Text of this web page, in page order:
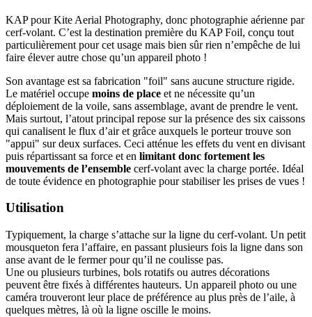
KAP pour Kite Aerial Photography, donc photographie aérienne par
cerf-volant. C’est la destination première du KAP Foil, conçu tout
particulièrement pour cet usage mais bien sûr rien n’empêche de lui
faire élever autre chose qu’un appareil photo !
Son avantage est sa fabrication "foil" sans aucune structure rigide.
Le matériel occupe moins de place et ne nécessite qu’un
déploiement de la voile, sans assemblage, avant de prendre le vent.
Mais surtout, l’atout principal repose sur la présence des six caissons
qui canalisent le flux d’air et grâce auxquels le porteur trouve son
"appui" sur deux surfaces. Ceci atténue les effets du vent en divisant
puis répartissant sa force et en limitant donc fortement les
mouvements de l’ensemble cerf-volant avec la charge portée. Idéal
de toute évidence en photographie pour stabiliser les prises de vues !
Utilisation
Typiquement, la charge s’attache sur la ligne du cerf-volant. Un petit
mousqueton fera l’affaire, en passant plusieurs fois la ligne dans son
anse avant de le fermer pour qu’il ne coulisse pas.
Une ou plusieurs turbines, bols rotatifs ou autres décorations
peuvent être fixés à différentes hauteurs. Un appareil photo ou une
caméra trouveront leur place de préférence au plus près de l’aile, à
quelques mètres, là où la ligne oscille le moins.